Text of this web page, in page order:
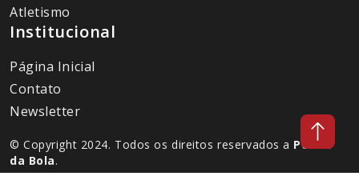
Atletismo
Institucional
Página Inicial
Contato
Newsletter
© Copyright 2024. Todos os direitos reservados a Portal
da Bola.